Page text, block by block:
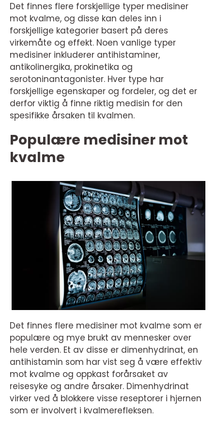
Det finnes flere forskjellige typer medisiner
mot kvalme, og disse kan deles inn i
forskjellige kategorier basert på deres
virkemåte og effekt. Noen vanlige typer
medisiner inkluderer antihistaminer,
antikolinergika, prokinetika og
serotoninantagonister. Hver type har
forskjellige egenskaper og fordeler, og det er
derfor viktig å finne riktig medisin for den
spesifikke årsaken til kvalmen.
Populære medisiner mot
kvalme
Det finnes flere medisiner mot kvalme som er
populære og mye brukt av mennesker over
hele verden. Et av disse er dimenhydrinat, en
antihistamin som har vist seg å være effektiv
mot kvalme og oppkast forårsaket av
reisesyke og andre årsaker. Dimenhydrinat
virker ved å blokkere visse reseptorer i hjernen
som er involvert i kvalmerefleksen.